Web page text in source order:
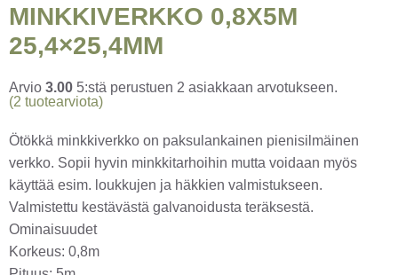
MINKKIVERKKO 0,8X5M
25,4×25,4MM
Arvio 3.00 5:stä perustuen 2 asiakkaan arvotukseen.
(2 tuotearviota)
Ötökkä minkkiverkko on paksulankainen pienisilmäinen
verkko. Sopii hyvin minkkitarhoihin mutta voidaan myös
käyttää esim. loukkujen ja häkkien valmistukseen.
Valmistettu kestävästä galvanoidusta teräksestä.
Ominaisuudet
Korkeus: 0,8m